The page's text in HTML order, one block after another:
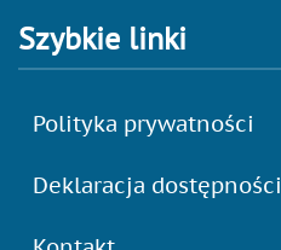
Szybkie linki
Polityka prywatności
Deklaracja dostępności